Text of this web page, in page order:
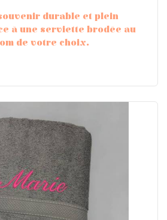
durable et plein
à une serviette brodée au
de votre choix.